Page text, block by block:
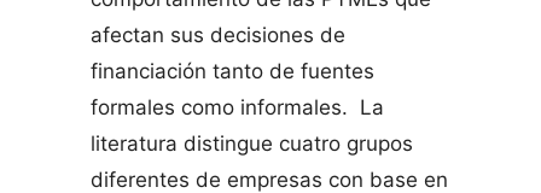
afectan sus decisiones de
financiación tanto de fuentes
formales como informales. La
literatura distingue cuatro grupos
diferentes de empresas con base en